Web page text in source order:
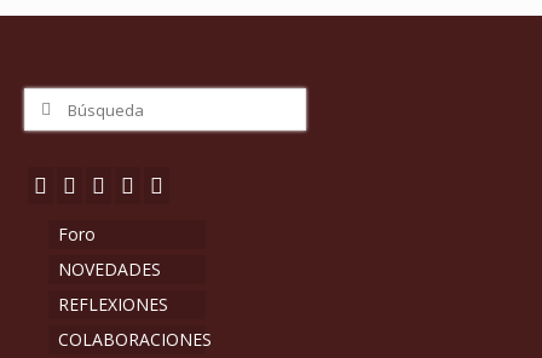
Buscar
por:
Foro
NOVEDADES
REFLEXIONES
COLABORACIONES